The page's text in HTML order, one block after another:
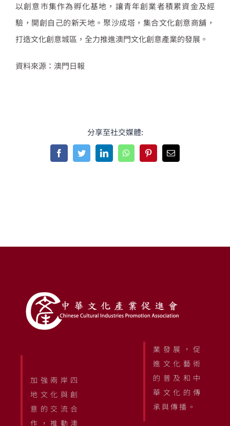
以創意市集作為孵化基地，讓青年創業者積累資金及經
驗，開創自己的新天地。聚沙成塔，集合文化創意商舖，
打造文化創意城區，全力推進澳門文化創意產業的發展。
資料來源：澳門日報
分享至社交媒體:
FacebookTwitterLinkedInWhatsAppPinterestEmail
加強兩岸四
地文化與創
意的交流合
作，推動澳
業發展，促
進文化藝術
的普及和中
華文化的傳
承與傳播。